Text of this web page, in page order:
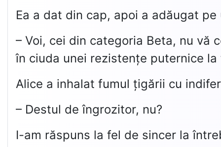
Ea a dat din cap, apoi a adăugat
– Voi, cei din categoria Beta, nu vă
în ciuda unei rezistențe puternice
Alice a inhalat fumul țigării cu
– Destul de îngrozitor, nu?
I-am răspuns la fel de sincer la